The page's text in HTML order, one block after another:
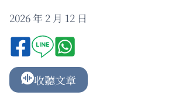
2026 年 2 月 12 日
收聽文章